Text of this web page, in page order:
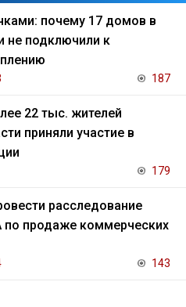
почему 17 домов в
не подключили к
187
22 тыс. жителей
приняли участие в
179
расследование
продаже коммерческих
143